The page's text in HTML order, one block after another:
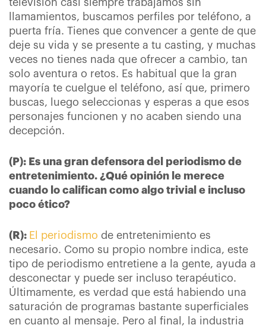
televisión casi siempre trabajamos sin
llamamientos, buscamos perfiles por teléfono, a
puerta fría. Tienes que convencer a gente de que
deje su vida y se presente a tu casting, y muchas
veces no tienes nada que ofrecer a cambio, tan
solo aventura o retos. Es habitual que la gran
mayoría te cuelgue el teléfono, así que, primero
buscas, luego seleccionas y esperas a que esos
personajes funcionen y no acaben siendo una
decepción.
(P): Es una gran defensora del periodismo de
entretenimiento. ¿Qué opinión le merece
cuando lo califican como algo trivial e incluso
poco ético?
(R): El periodismo de entretenimiento es
necesario. Como su propio nombre indica, este
tipo de periodismo entretiene a la gente, ayuda a
desconectar y puede ser incluso terapéutico.
Últimamente, es verdad que está habiendo una
saturación de programas bastante superficiales
en cuanto al mensaje. Pero al final, la industria